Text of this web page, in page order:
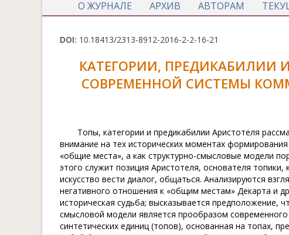
О ЖУРНАЛЕ
АРХИВ АВТОРАМ
DOI: 10.18413/2313-8912-2016-2-2-16-21
КАТЕГОРИИ, ПРЕДИКАБИЛИИ
СОВРЕМЕННОЙ СИСТЕМЫ
Топы, категории и предикабилии Аристотеля
внимание на тех исторических моментах
«общие места», а как структурно-смысловые модели
этого служит позиция Аристотеля, основателя
искусство вести диалог, общаться. Анализируются
негативного отношения к «общим местам» Декарта и
историческая судьба; высказывается предположение,
смысловой модели является прообразом
синтетических единиц (топов), основанная на топах,